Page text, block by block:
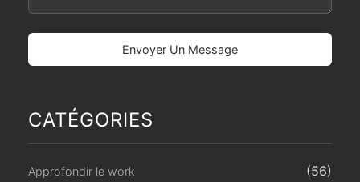
CATÉGORIES
Approfondir le work (56)